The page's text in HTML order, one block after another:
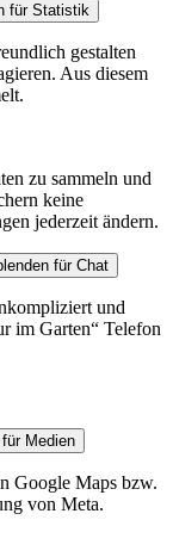
für Statistik
gestalten
Aus diesem
zu sammeln und
keine
jederzeit ändern.
für Chat
und
im Garten“ Telefon
für Medien
Google Maps bzw.
von Meta.